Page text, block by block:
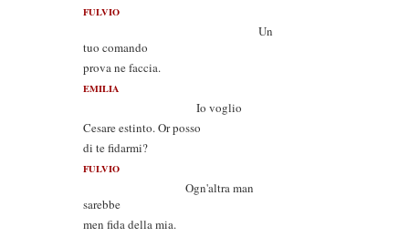
FULVIO
Un
tuo comando
prova ne faccia.
EMILIA
Io voglio
Cesare estinto. Or posso
di te fidarmi?
FULVIO
Ogn'altra man
sarebbe
men fida della mia.